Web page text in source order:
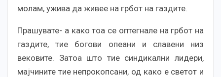
молам, ужива да живее на грбот на газдите.
Прашувате- а како тоа се оптегнале на грбот на
газдите, тие богови опеани и славени низ
вековите. Затоа што тие синдикални лидери,
мајчините тие непрокопсани, од како е светот и